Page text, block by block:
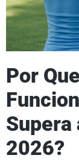
Por
Supera
2026?